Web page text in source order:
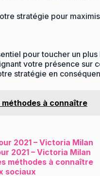
stratégie pour
pour toucher un
votre présence
stratégie en
à connaître
2021 – Victoria Milan
2021 – Victoria Milan
méthodes à connaître
sociaux